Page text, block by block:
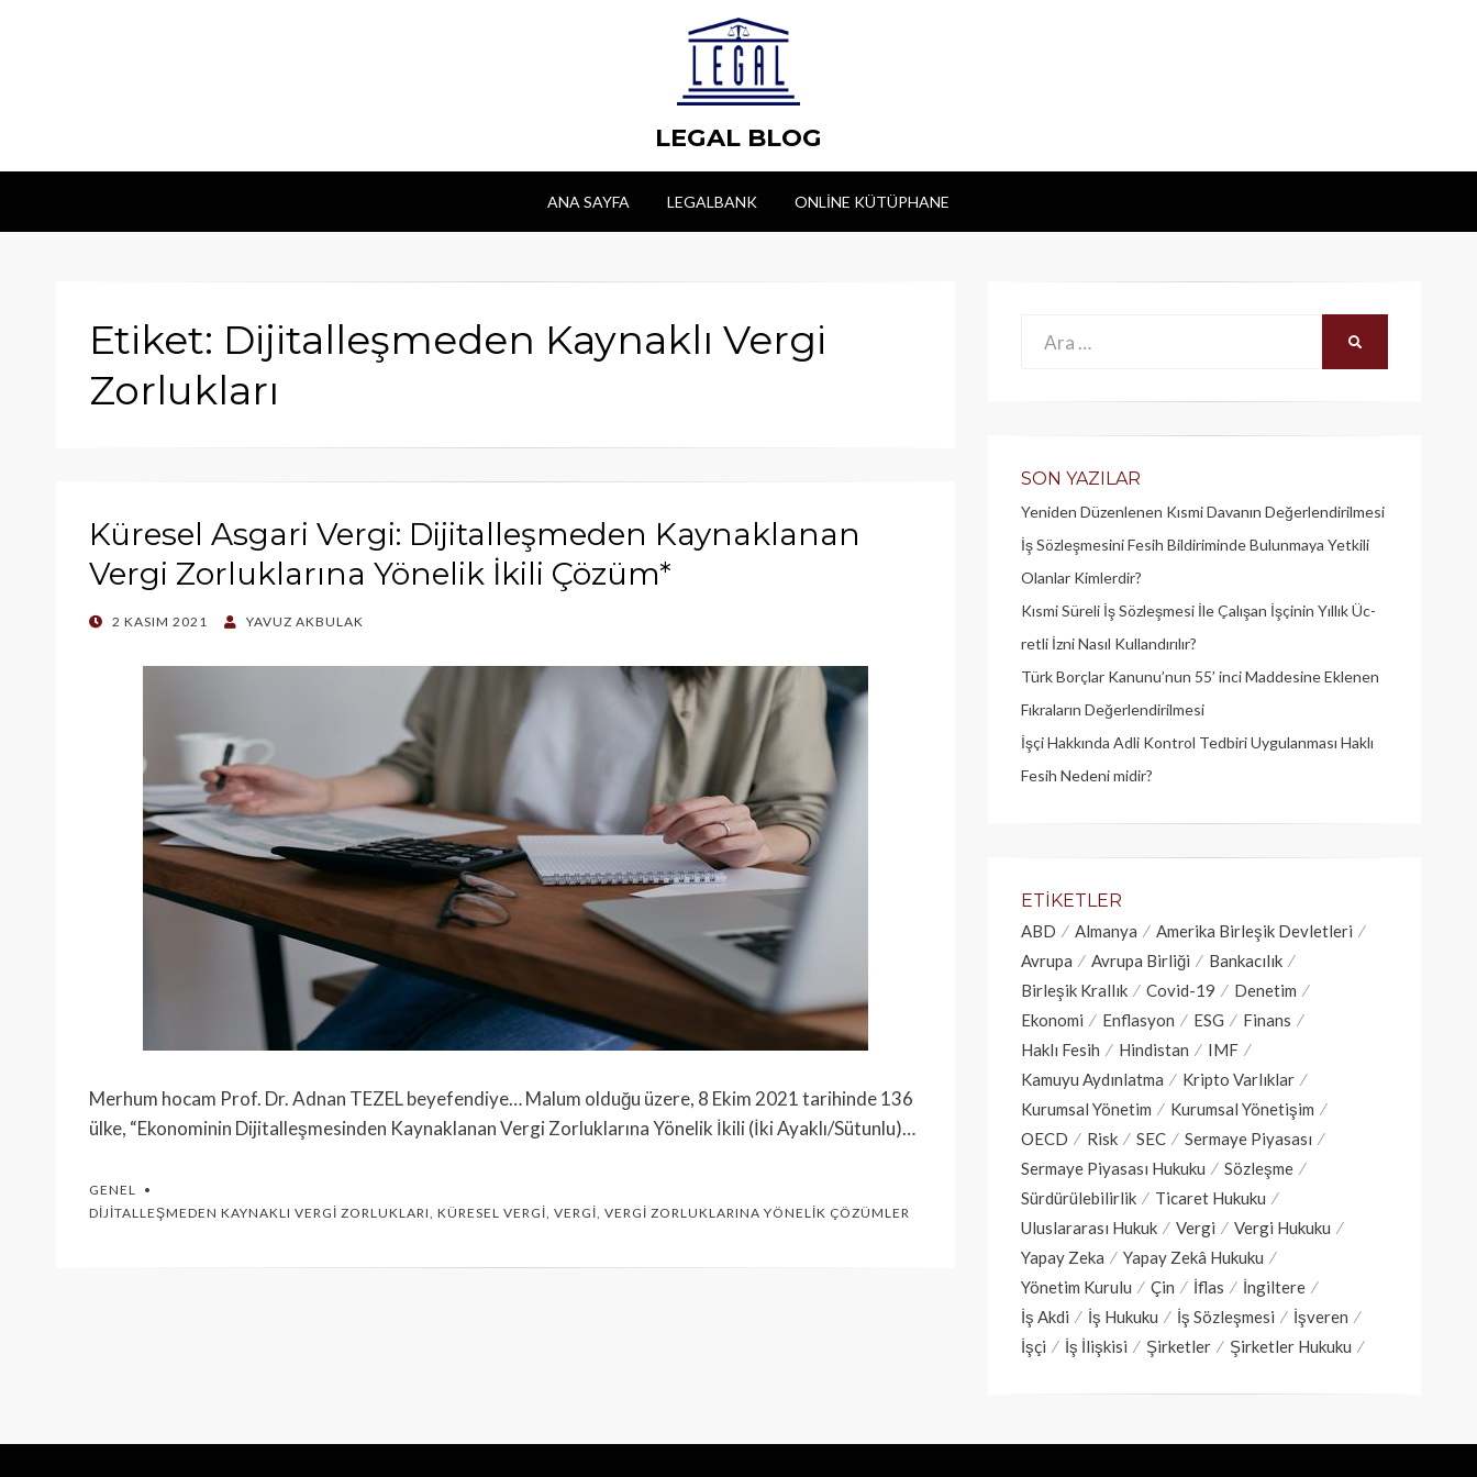
LEGAL BLOG
ANA SAYFA LEGALBANK ONLINE KÜTÜPHANE
Etiket: Dijitalleşmeden Kaynaklı Vergi
Zorlukları
Küresel Asgari Vergi: Dijitalleşmeden Kaynaklanan
Vergi Zorluklarına Yönelik İkili Çözüm*
POSTED
2 KASIM 2021 YAVUZ AKBULAK
Merhum hocam Prof. Dr. Adnan TEZEL beyefendiye… Malum olduğu üzere, 8 Ekim 2021 tarihinde 136
ülke, “Ekonominin Dijitalleşmesinden Kaynaklanan Vergi Zorluklarına Yönelik İkili (İki Ayaklı/Sütunlu)…
GENEL
DIJITALLEŞMEDEN KAYNAKLI VERGI ZORLUKLARI, KÜRESEL VERGI, VERGI, VERGI ZORLUKLARINA YÖNELIK ÇÖZÜMLER
Ara:
SON YAZILAR
Yeniden Düzenlenen Kısmi Davanın Değerlendirilmesi
İş Sözleşmesini Fesih Bildiriminde Bulunmaya Yetkili
Olanlar Kimlerdir?
Kısmi Süreli İş Sözleşmesi İle Çalışan İşçinin Yıllık Üc­
retli İzni Nasıl Kullandırılır?
Türk Borçlar Kanunu’nun 55’ inci Maddesine Eklenen
Fıkraların Değerlendirilmesi
İşçi Hakkında Adli Kontrol Tedbiri Uygulanması Haklı
Fesih Nedeni midir?
ETIKETLER
ABD Almanya
Amerika Birleşik Devletleri
Avrupa
Avrupa Birliği
Bankacılık
Birleşik Krallık
Covid-19
Denetim
Ekonomi
Enflasyon ESG
Finans
Haklı Fesih
Hindistan
IMF
Kamuyu Aydınlatma
Kripto Varlıklar
Kurumsal Yönetim
Kurumsal Yönetişim
OECD
Risk SEC
Sermaye Piyasası
Sermaye Piyasası Hukuku
Sözleşme
Sürdürülebilirlik
Ticaret Hukuku
Uluslararası Hukuk
Vergi
Vergi Hukuku
Yapay Zeka
Yapay Zekâ Hukuku
Yönetim Kurulu
Çin İflas
İngiltere
İş Akdi
İş Hukuku İş Sözleşmesi
İşveren
İşçi
İş İlişkisi Şirketler Şirketler Hukuku